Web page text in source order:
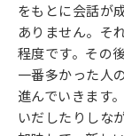
をもとに会話が
ありません。そ
程度です。その
一番多かった人
進んでいきます
いだしたりしな